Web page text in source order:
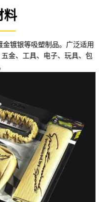
料
镀银等吸塑制品。广泛适用
金、工具、电子、玩具、包